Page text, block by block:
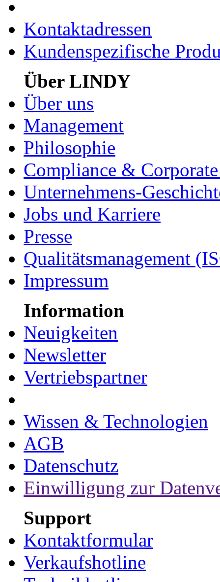
Kontaktadressen
Kundenspezifische
Über LINDY
Über uns
Management
Philosophie
Compliance &
Unternehmens-
Jobs und Karriere
Presse
Qualitätsmanagement
Impressum
Information
Neuigkeiten
Newsletter
Vertriebspartner
Wissen & Technologien
AGB
Datenschutz
Einwilligung zur
Support
Kontaktformular
Verkaufshotline